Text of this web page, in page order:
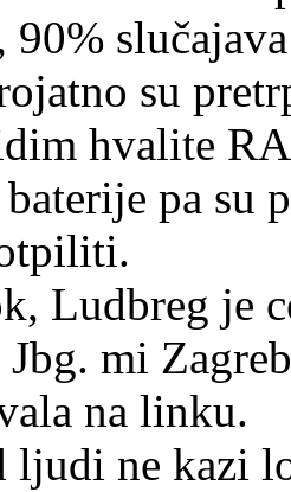
90%
su
hvalite
pa su
Ludbreg je
Jbg. mi
na linku.
ljudi ne kazi